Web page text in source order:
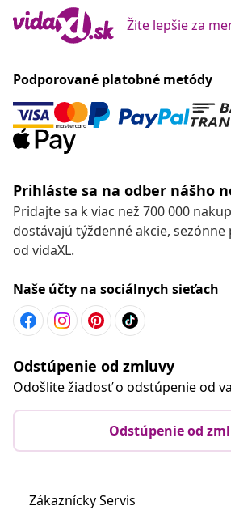
Žite lepšie za
Podporované platobné metódy
Prihláste sa na odber nášho
Pridajte sa k viac než 700 000
dostávajú týždenné akcie,
od vidaXL.
Naše účty na sociálnych sieťach
Odstúpenie od zmluvy
Odošlite žiadosť o odstúpenie od
Odstúpenie od
Zákaznícky Servis